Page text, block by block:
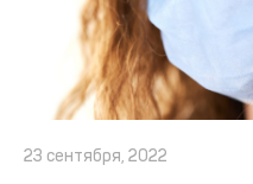
23 сентября, 2022